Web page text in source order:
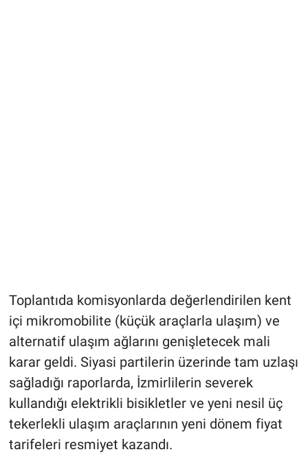
Toplantıda komisyonlarda değerlendirilen kent
içi mikromobilite (küçük araçlarla ulaşım) ve
alternatif ulaşım ağlarını genişletecek mali
karar geldi. Siyasi partilerin üzerinde tam uzlaşı
sağladığı raporlarda, İzmirlilerin severek
kullandığı elektrikli bisikletler ve yeni nesil üç
tekerlekli ulaşım araçlarının yeni dönem fiyat
tarifeleri resmiyet kazandı.